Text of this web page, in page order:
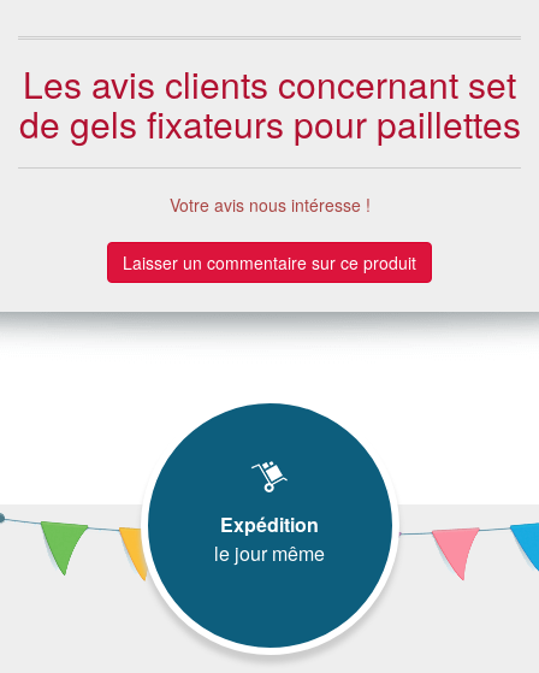
Les avis clients concernant set
de gels fixateurs pour paillettes
Votre avis nous intéresse !
Laisser un commentaire sur ce produit
Expédition
le jour même